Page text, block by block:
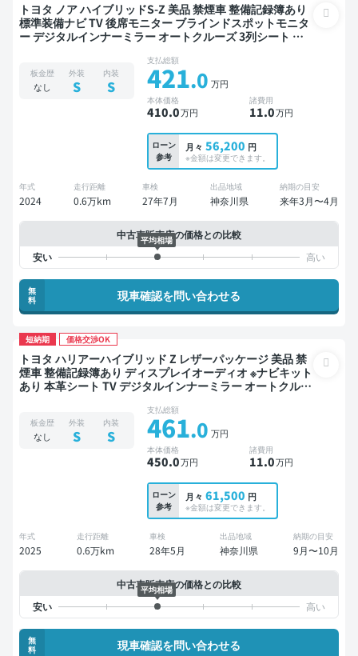
トヨタ ノア ハイブリッドS-Z 美品 禁煙車 整備記録簿あり
標準装備ナビ TV 後席モニター ブラインドスポットモニタ
ー デジタルインナーミラー オートクルーズ 3列シート ス
コーダー 衝突軽減 両側電動スライドドア 7人乗り
板金歴
なし
外装
S
内装
S
支払総額
421.0 万円
本体価格
410.0万円
諸費用
11.0万円
ローン
参考
月々 56,200 円
※金額は変更できます。
年式
2024
走行距離
0.6万km
車検
27年7月
出品地域
神奈川県
納期の目安
来年3月〜4月
中古車販売店の価格との比較
平均相場
無
料
現車確認を問い合わせる
短納期 価格交渉OK
トヨタ ハリアーハイブリッド Z レザーパッケージ 美品 禁
煙車 整備記録簿あり ディスプレイオーディオ ※ナビキット
あり 本革シート TV デジタルインナーミラー オートクルー
板金歴
なし
外装
S
内装
S
支払総額
461.0 万円
本体価格
450.0万円
諸費用
11.0万円
ローン
参考
月々 61,500 円
※金額は変更できます。
年式
2025
走行距離
0.6万km
車検
28年5月
出品地域
神奈川県
納期の目安
9月〜10月
中古車販売店の価格との比較
平均相場
無
料
現車確認を問い合わせる